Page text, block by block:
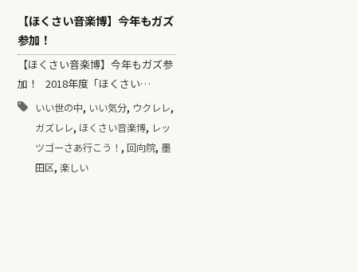
【ほくさい音楽博】今年もガズ
参加！
【ほくさい音楽博】今年もガズ参
加！ 2018年度「ほくさい…
いい世の中, いい気分, ウクレレ,
ガズレレ, ほくさい音楽博, レッ
ツゴーさあ行こう！ , 回向院, 墨
田区, 楽しい